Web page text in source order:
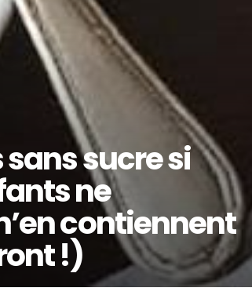
sucre si
ne
contiennent
!)